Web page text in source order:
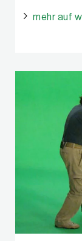
mehr auf